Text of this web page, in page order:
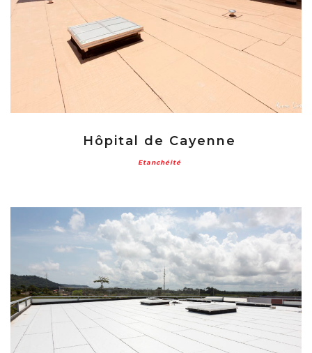
Hôpital de Cayenne
Etanchéité